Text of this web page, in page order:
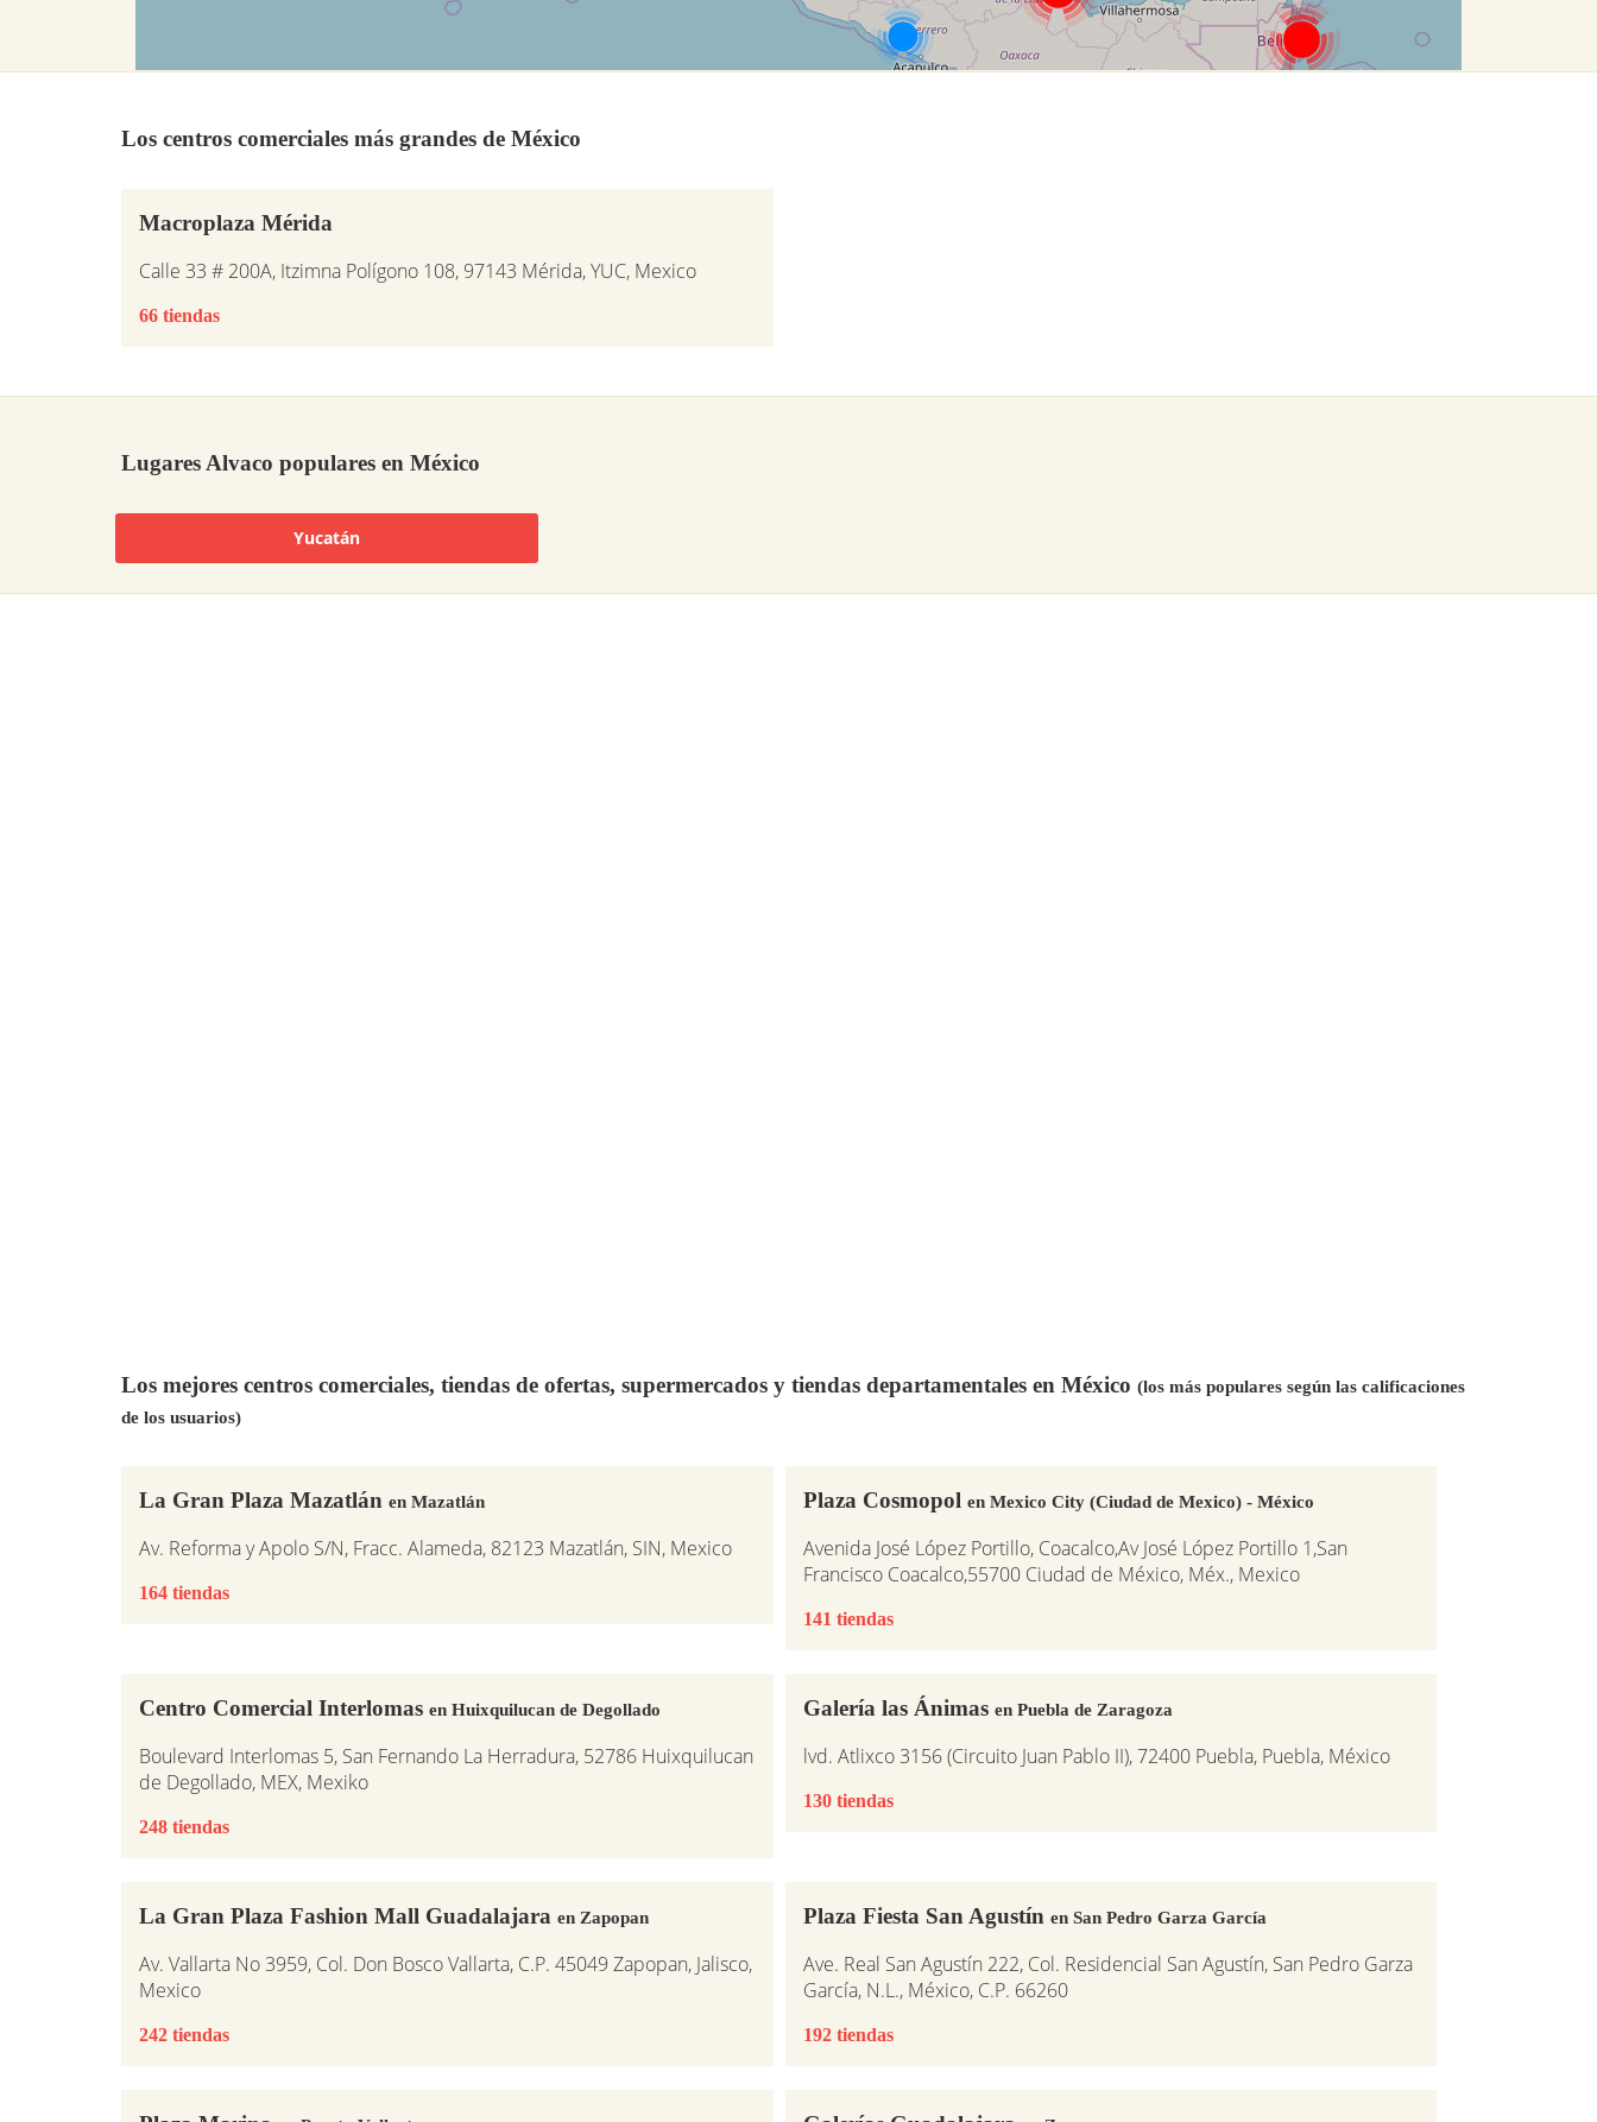
Los centros comerciales más grandes de México
Macroplaza Mérida
Calle 33 # 200A, Itzimna Polígono 108, 97143 Mérida, YUC, Mexico
66 tiendas
Lugares Alvaco populares en México
Yucatán
Los mejores centros comerciales, tiendas de ofertas, supermercados y tiendas departamentales en México (los más populares según las calificaciones
de los usuarios)
La Gran Plaza Mazatlán en Mazatlán
Av. Reforma y Apolo S/N, Fracc. Alameda, 82123 Mazatlán, SIN, Mexico
164 tiendas
Plaza Cosmopol en Mexico City (Ciudad de Mexico) - México
Avenida José López Portillo, Coacalco,Av José López Portillo 1,San
Francisco Coacalco,55700 Ciudad de México, Méx., Mexico
141 tiendas
Centro Comercial Interlomas en Huixquilucan de Degollado
Boulevard Interlomas 5, San Fernando La Herradura, 52786 Huixquilucan
de Degollado, MEX, Mexiko
248 tiendas
Galería las Ánimas en Puebla de Zaragoza
lvd. Atlixco 3156 (Circuito Juan Pablo II), 72400 Puebla, Puebla, México
130 tiendas
La Gran Plaza Fashion Mall Guadalajara en Zapopan
Av. Vallarta No 3959, Col. Don Bosco Vallarta, C.P. 45049 Zapopan, Jalisco,
Mexico
242 tiendas
Plaza Fiesta San Agustín en San Pedro Garza García
Ave. Real San Agustín 222, Col. Residencial San Agustín, San Pedro Garza
García, N.L., México, C.P. 66260
192 tiendas